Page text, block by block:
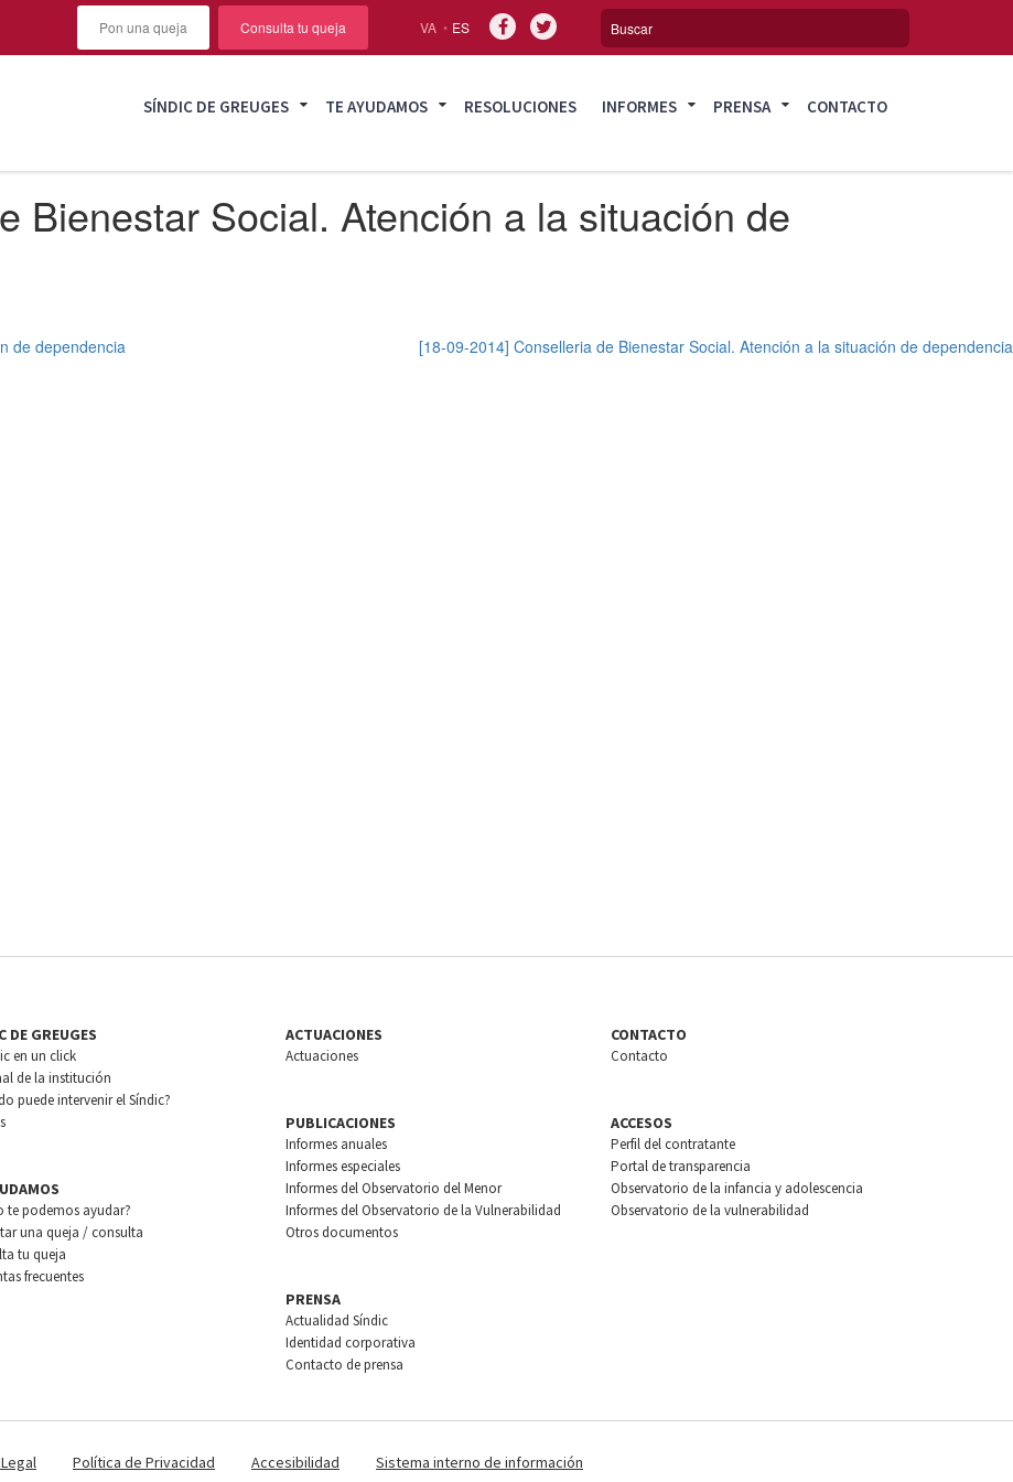
VA ES
Pon una queja Consulta tu queja
SÍNDIC DE GREUGES TE AYUDAMOS RESOLUCIONES INFORMES PRENSA CONTACTO
Bienestar Social. Atención a la situación de
de dependencia [18-09-2014] Conselleria de Bienestar Social. Atención a la situación de dependencia
DE GREUGES
en un click
de la institución
puede intervenir el Síndic?
te podemos ayudar?
una queja / consulta
tu queja
frecuentes
ACTUACIONES
Actuaciones
PUBLICACIONES
Informes anuales
Informes especiales
Informes del Observatorio del Menor
Informes del Observatorio de la Vulnerabilidad
Otros documentos
PRENSA
Actualidad Síndic
Identidad corporativa
Contacto de prensa
CONTACTO
Contacto
ACCESOS
Perfil del contratante
Portal de transparencia
Observatorio de la infancia y adolescencia
Observatorio de la vulnerabilidad
Política de Privacidad Accesibilidad
Sistema interno de información